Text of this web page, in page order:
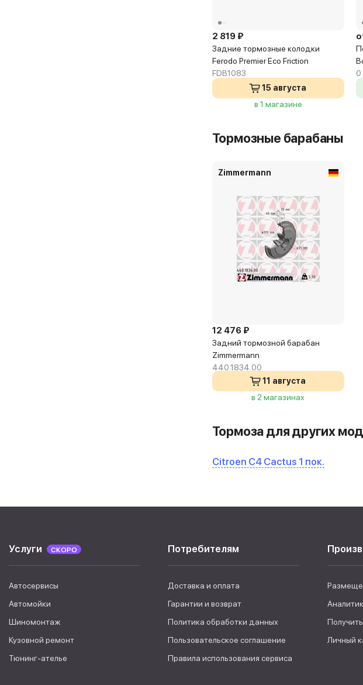
2 819 ₽
Задние тормозные колодки
Ferodo Premier Eco Friction
FDB1083
15 августа
в 1 магазине
0
Тормозные барабаны
Zimmermann
12 476 ₽
Задний тормозной барабан
Zimmermann
440.1834.00
11 августа
в 2 магазинах
Тормоза для других
Citroen C4 Cactus 1 пок.
Услуги СКОРО
Автосервисы
Автомойки
Шиномонтаж
Кузовной ремонт
Тюнинг-ателье
Потребителям
Доставка и оплата
Гарантии и возврат
Политика обработки данных
Пользовательское соглашение
Правила использования сервиса
Личный